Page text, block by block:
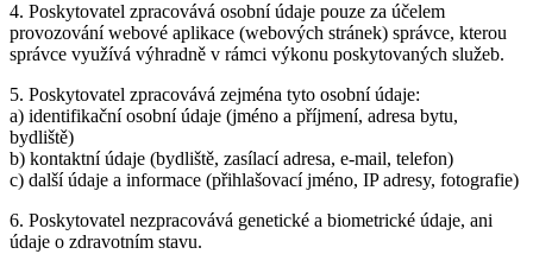
4. Poskytovatel zpracovává osobní údaje pouze za účelem
provozování webové aplikace (webových stránek) správce, kterou
správce využívá výhradně v rámci výkonu poskytovaných služeb.
5. Poskytovatel zpracovává zejména tyto osobní údaje:
a) identifikační osobní údaje (jméno a příjmení, adresa bytu,
bydliště)
b) kontaktní údaje (bydliště, zasílací adresa, e-mail, telefon)
c) další údaje a informace (přihlašovací jméno, IP adresy, fotografie)
6. Poskytovatel nezpracovává genetické a biometrické údaje, ani
údaje o zdravotním stavu.